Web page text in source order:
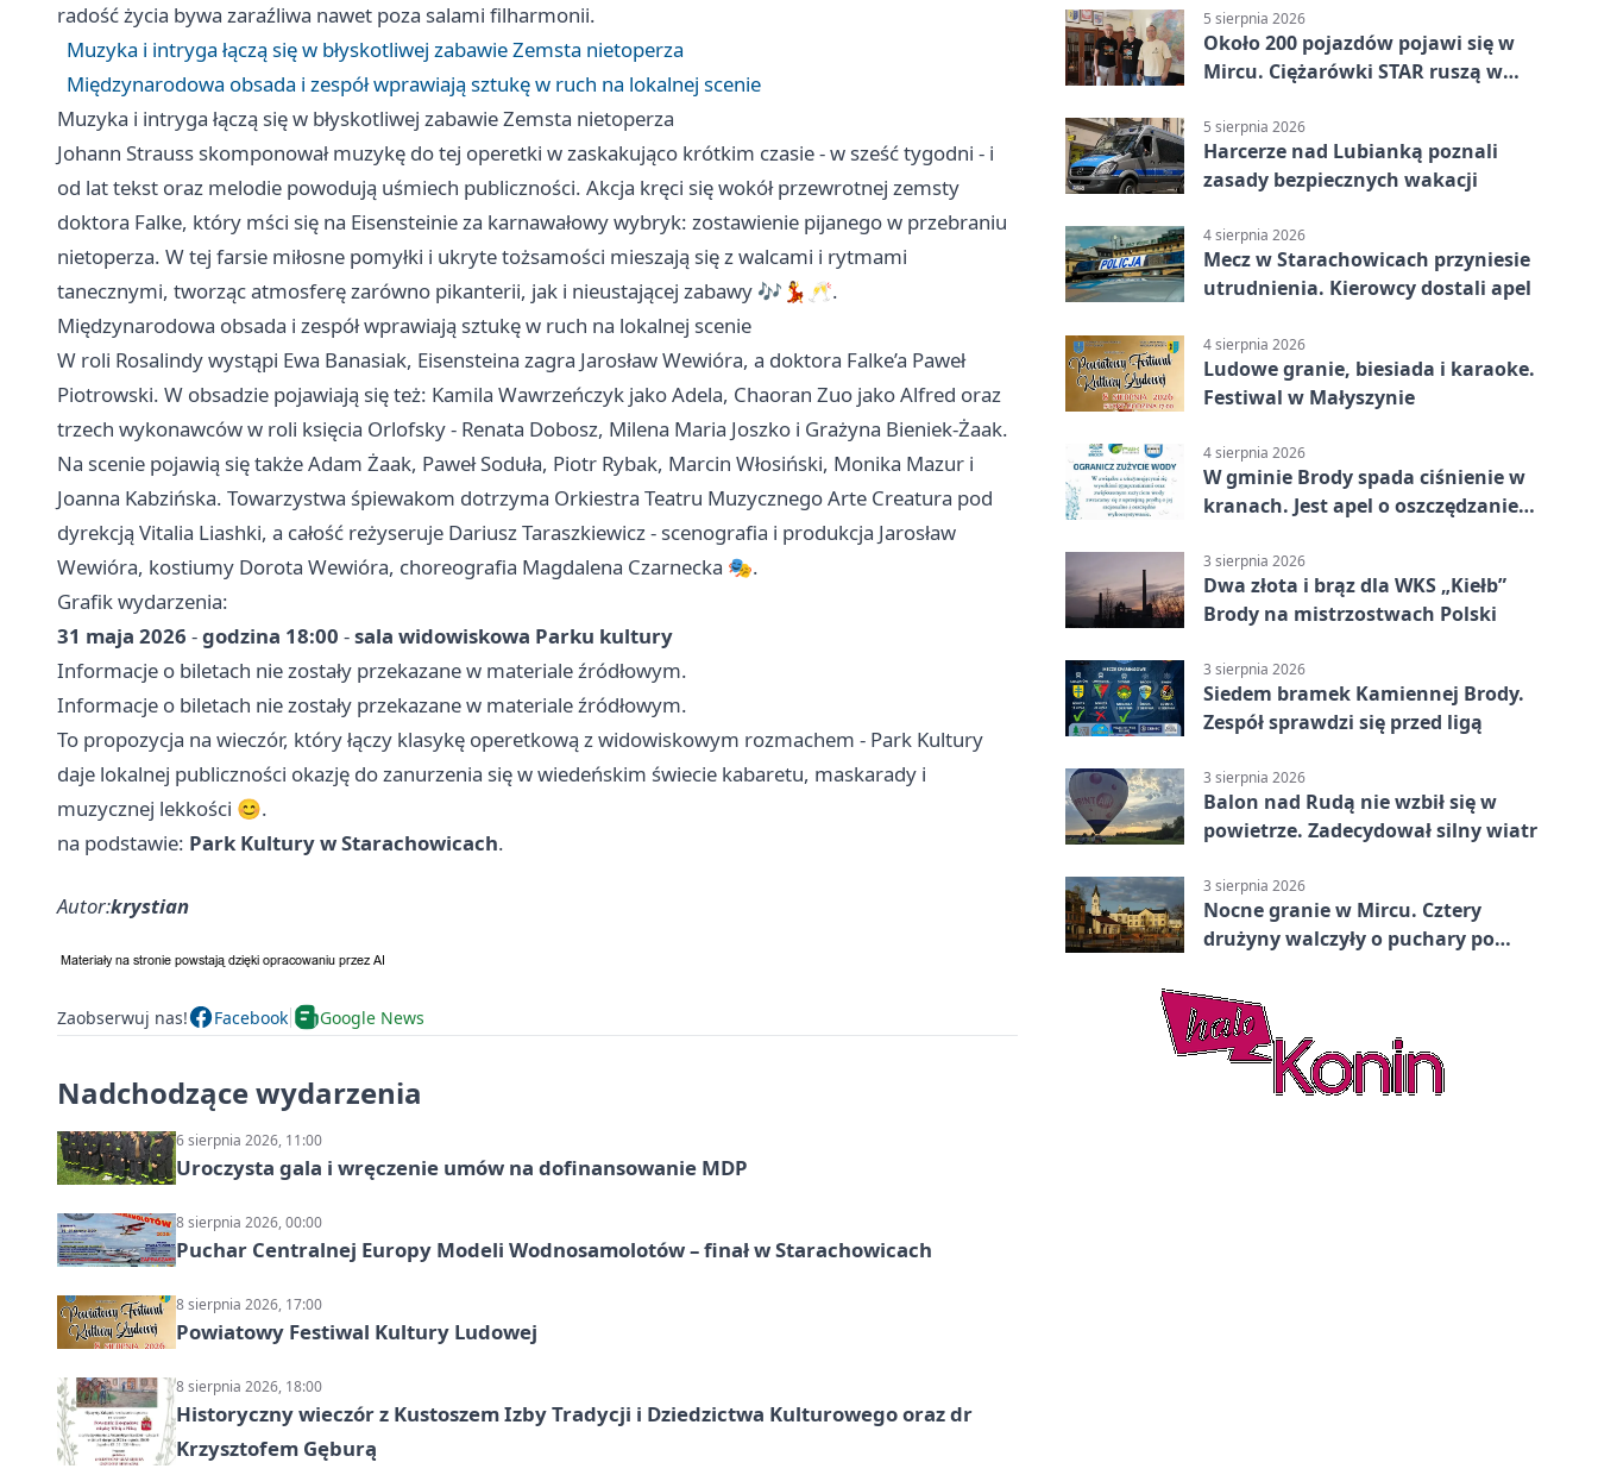
radość życia bywa zaraźliwa nawet poza salami filharmonii.
Muzyka i intryga łączą się w błyskotliwej zabawie Zemsta nietoperza
Międzynarodowa obsada i zespół wprawiają sztukę w ruch na lokalnej scenie
Muzyka i intryga łączą się w błyskotliwej zabawie Zemsta nietoperza
Johann Strauss skomponował muzykę do tej operetki w zaskakująco krótkim czasie - w sześć tygodni - i
od lat tekst oraz melodie powodują uśmiech publiczności. Akcja kręci się wokół przewrotnej zemsty
doktora Falke, który mści się na Eisensteinie za karnawałowy wybryk: zostawienie pijanego w przebraniu
nietoperza. W tej farsie miłosne pomyłki i ukryte tożsamości mieszają się z walcami i rytmami
tanecznymi, tworząc atmosferę zarówno pikanterii, jak i nieustającej zabawy 🎶💃🥂.
Międzynarodowa obsada i zespół wprawiają sztukę w ruch na lokalnej scenie
W roli Rosalindy wystąpi Ewa Banasiak, Eisensteina zagra Jarosław Wewióra, a doktora Falke’a Paweł
Piotrowski. W obsadzie pojawiają się też: Kamila Wawrzeńczyk jako Adela, Chaoran Zuo jako Alfred oraz
trzech wykonawców w roli księcia Orlofsky - Renata Dobosz, Milena Maria Joszko i Grażyna Bieniek-Żaak.
Na scenie pojawią się także Adam Żaak, Paweł Soduła, Piotr Rybak, Marcin Włosiński, Monika Mazur i
Joanna Kabzińska. Towarzystwa śpiewakom dotrzyma Orkiestra Teatru Muzycznego Arte Creatura pod
dyrekcją Vitalia Liashki, a całość reżyseruje Dariusz Taraszkiewicz - scenografia i produkcja Jarosław
Wewióra, kostiumy Dorota Wewióra, choreografia Magdalena Czarnecka 🎭.
Grafik wydarzenia:
31 maja 2026 -godzina 18:00 -sala widowiskowa Parku kultury
Informacje o biletach nie zostały przekazane w materiale źródłowym.
Informacje o biletach nie zostały przekazane w materiale źródłowym.
To propozycja na wieczór, który łączy klasykę operetkową z widowiskowym rozmachem - Park Kultury
daje lokalnej publiczności okazję do zanurzenia się w wiedeńskim świecie kabaretu, maskarady i
muzycznej lekkości 😊.
na podstawie: Park Kultury w Starachowicach.
Autor:krystian
Zaobserwuj nas! Facebook Google News
Nadchodzące wydarzenia
6 sierpnia 2026, 11:00
Uroczysta gala i wręczenie umów na dofinansowanie MDP
8 sierpnia 2026, 00:00
Puchar Centralnej Europy Modeli Wodnosamolotów – finał w Starachowicach
8 sierpnia 2026, 17:00
Powiatowy Festiwal Kultury Ludowej
8 sierpnia 2026, 18:00
Historyczny wieczór z Kustoszem Izby Tradycji i Dziedzictwa Kulturowego oraz dr
Krzysztofem Gęburą
5 sierpnia 2026
Około 200 pojazdów pojawi się w
Mircu. Ciężarówki STAR ruszą w
5 sierpnia 2026
Harcerze nad Lubianką poznali
zasady bezpiecznych wakacji
4 sierpnia 2026
Mecz w Starachowicach przyniesie
utrudnienia. Kierowcy dostali apel
4 sierpnia 2026
Ludowe granie, biesiada i karaoke.
Festiwal w Małyszynie
4 sierpnia 2026
W gminie Brody spada ciśnienie w
kranach. Jest apel o oszczędzanie
3 sierpnia 2026
Dwa złota i brąz dla WKS „Kiełb”
Brody na mistrzostwach Polski
3 sierpnia 2026
Siedem bramek Kamiennej Brody.
Zespół sprawdzi się przed ligą
3 sierpnia 2026
Balon nad Rudą nie wzbił się w
powietrze. Zadecydował silny wiatr
3 sierpnia 2026
Nocne granie w Mircu. Cztery
drużyny walczyły o puchary po